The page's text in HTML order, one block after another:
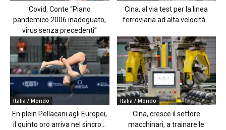
Covid, Conte “Piano
pandemico 2006 inadeguato,
virus senza precedenti”
Cina, al via test per la linea
ferroviaria ad alta velocità...
Italia / Mondo
En plein Pellacani agli Europei,
il quinto oro arriva nel sincro...
Italia / Mondo
Cina, cresce il settore
macchinari, a trainare le